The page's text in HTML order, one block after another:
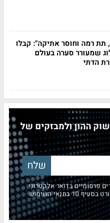
תת רמה וחוסר אתיקה": קבלו
שמעורר סערה בעולם
הדתי
ההון ולמבזקים של
פרסומיים בדואר אלקטרוני
השימוש